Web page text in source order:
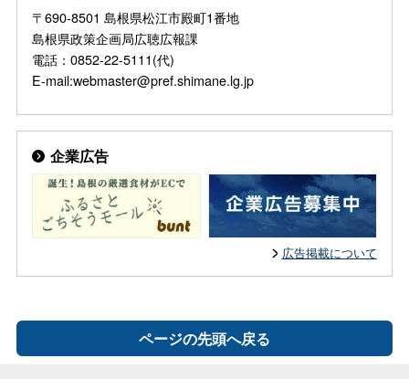
〒690-8501 島根県松江市殿町1番地
島根県政策企画局広聴広報課
電話：0852-22-5111(代)
E-mail:webmaster@pref.shimane.lg.jp
企業広告
広告掲載について
ページの先頭へ戻る